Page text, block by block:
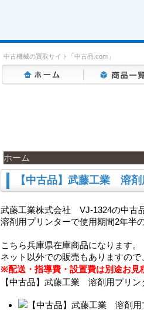
中古機械の買取サイト「中古品.com」
ホーム
【中古品】武藤工業 溶
武藤工業株式会社 VJ-1324の中古品
溶剤用プリンターで使用期間2年半
こちら兵庫県在庫商品になります。
ネット以外での販売もありますの
※配送・指導費・設置費は別途お見
【中古品】武藤工業 溶剤用プリン